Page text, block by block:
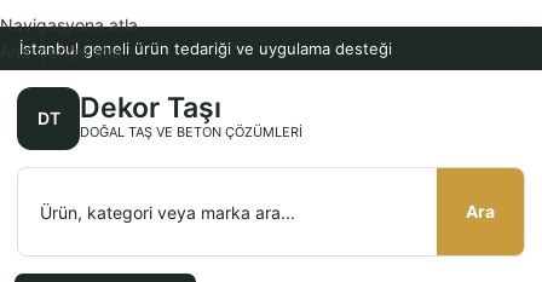
İstanbul geneli ürün tedariği ve uygulama desteği
DT Dekor Taşı
DOĞAL TAŞ VE BETON ÇÖZÜMLERI
Ara
Navigasyona atla
Ana içeriğe atla